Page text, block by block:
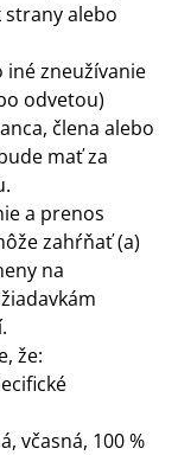
alebo
iné zneužívanie
odvetou)
člena alebo
mať za
a prenos
zahŕňať (a)
na
že:
včasná, 100 %